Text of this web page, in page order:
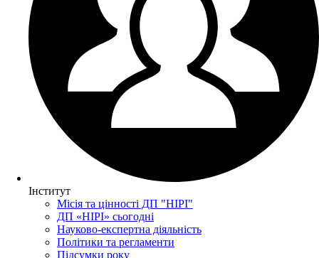
Інститут
Місія та цінності ДП "НІРІ"
ДП «НІРІ» сьогодні
Науково-експертна діяльність
Політики та регламенти
Підсумки року